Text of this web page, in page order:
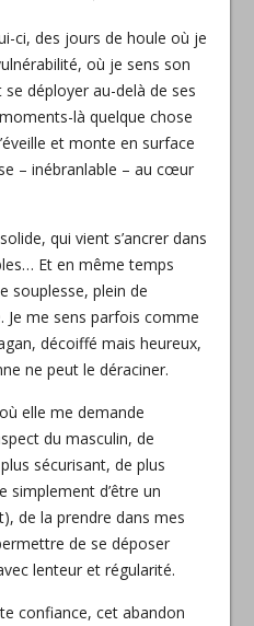
ci, des jours de houle où je
où je sens son
déployer au-delà de ses
là quelque chose
et monte en surface
– inébranlable – au cœur
qui vient s’ancrer dans
Et en même temps
souplesse, plein de
Je me sens parfois comme
décoiffé mais heureux,
ne peut le déraciner.
elle me demande
du masculin, de
sécurisant, de plus
simplement d’être un
de la prendre dans mes
de se déposer
lenteur et régularité.
confiance, cet abandon